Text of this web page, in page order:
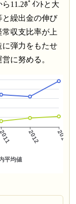
11.2ﾎﾟｲﾝﾄと大
と繰出金の伸び
収支比率が上
弾力をもたせ
に努める。